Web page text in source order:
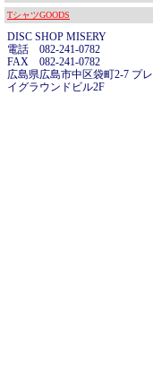
TシャツGOODS
DISC SHOP MISERY
電話 082-241-0782
FAX 082-241-0782
広島県広島市中区袋町2-7 プレ
イグラウンドビル2F